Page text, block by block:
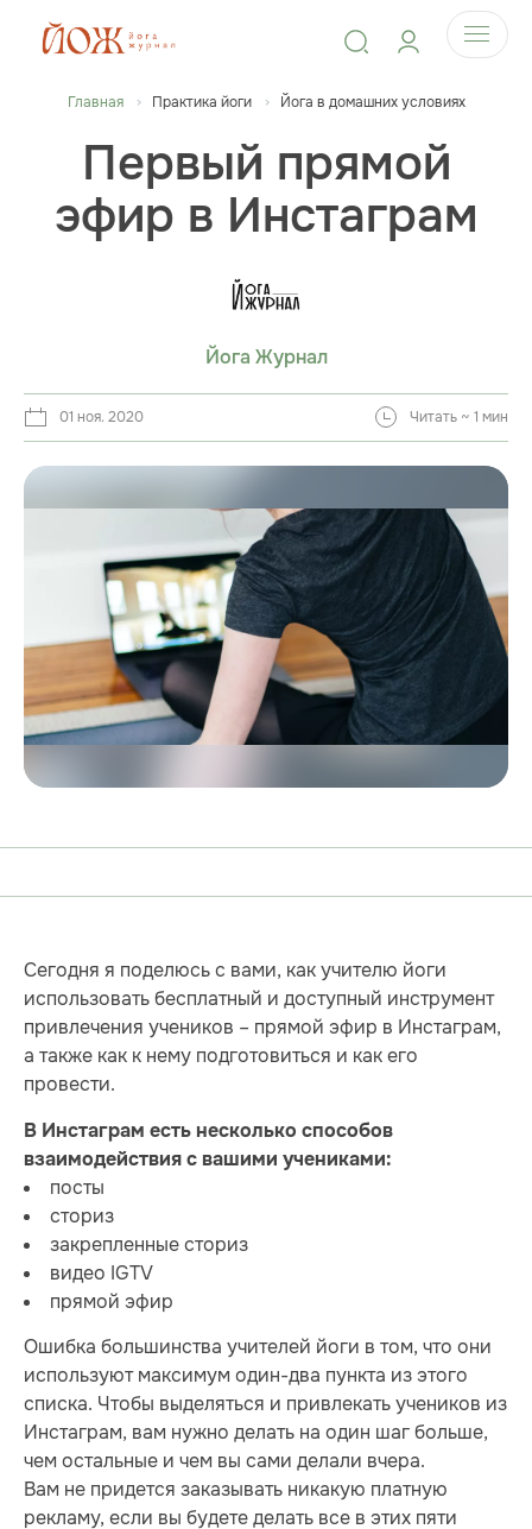
Главная Практика йоги Йога в домашних условиях
Первый прямой
эфир в Инстаграм
Йога Журнал
01 ноя. 2020 Читать ~ 1 мин
Сегодня я поделюсь с вами, как учителю йоги
использовать бесплатный и доступный инструмент
привлечения учеников – прямой эфир в Инстаграм,
а также как к нему подготовиться и как его
провести.
В Инстаграм есть несколько способов
взаимодействия с вашими учениками:
посты
сториз
закрепленные сториз
видео IGTV
прямой эфир
Ошибка большинства учителей йоги в том, что они
используют максимум один-два пункта из этого
списка. Чтобы выделяться и привлекать учеников из
Инстаграм, вам нужно делать на один шаг больше,
чем остальные и чем вы сами делали вчера.
Вам не придется заказывать никакую платную
рекламу, если вы будете делать все в этих пяти